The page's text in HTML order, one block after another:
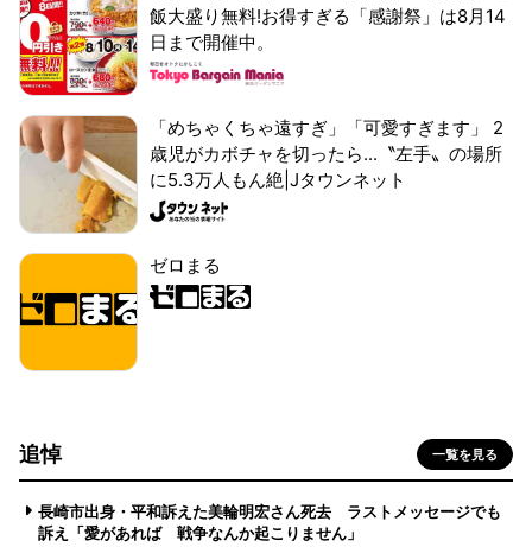
飯大盛り無料!お得すぎる「感謝祭」は8月14
日まで開催中。
「めちゃくちゃ遠すぎ」「可愛すぎます」 2
歳児がカボチャを切ったら...〝左手〟の場所
に5.3万人もん絶|Jタウンネット
ゼロまる
追悼 一覧を見る
長崎市出身・平和訴えた美輪明宏さん死去 ラストメッセージでも
訴え「愛があれば 戦争なんか起こりません」